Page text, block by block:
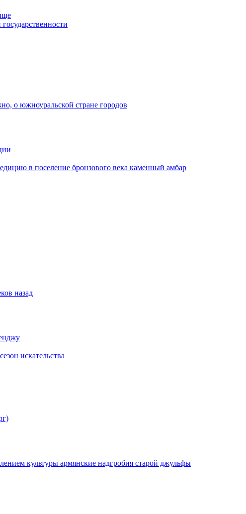
о южноуральской стране городов
в поселение бронзового века каменный амбар
назад
искательства
культуры армянские надгробия старой джульфы